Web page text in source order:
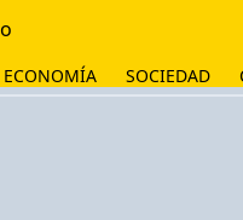
ECONOMÍA SOCIEDAD